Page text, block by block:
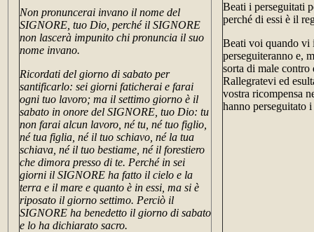
Non pronuncerai invano il nome del
SIGNORE, tuo Dio, perché il SIGNORE
non lascerà impunito chi pronuncia il suo
nome invano.
Ricordati del giorno di sabato per
santificarlo: sei giorni faticherai e farai
ogni tuo lavoro; ma il settimo giorno è il
sabato in onore del SIGNORE, tuo Dio: tu
non farai alcun lavoro, né tu, né tuo figlio,
né tua figlia, né il tuo schiavo, né la tua
schiava, né il tuo bestiame, né il forestiero
che dimora presso di te. Perché in sei
giorni il SIGNORE ha fatto il cielo e la
terra e il mare e quanto è in essi, ma si è
riposato il giorno settimo. Perciò il
SIGNORE ha benedetto il giorno di sabato
e lo ha dichiarato sacro.
Beati i perseguitati
perché di essi è il
Beati voi quando vi
perseguiteranno e,
sorta di male contro
Rallegratevi ed
vostra ricompensa
hanno perseguitato